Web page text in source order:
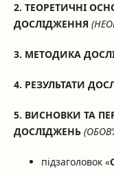
2. ТЕОРЕТИЧНІ
ДОСЛІДЖЕННЯ
3. МЕТОДИКА
4. РЕЗУЛЬТАТИ
5. ВИСНОВКИ ТА
ДОСЛІДЖЕНЬ
підзаголовок «